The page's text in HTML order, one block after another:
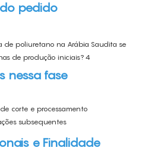
pedido
nessa fase
corte e processamento
subsequentes
e Finalidade